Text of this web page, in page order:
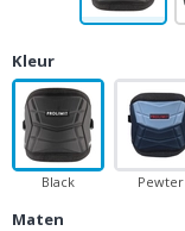
Kleur
Black Pewter
Maten